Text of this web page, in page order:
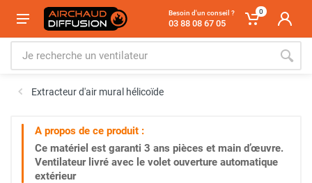
Besoin d'un conseil ?
03 88 08 67 05
0
Extracteur d'air mural hélicoïde
A propos de ce produit :
Ce matériel est garanti 3 ans pièces et main d’œuvre.
Ventilateur livré avec le volet ouverture automatique
extérieur